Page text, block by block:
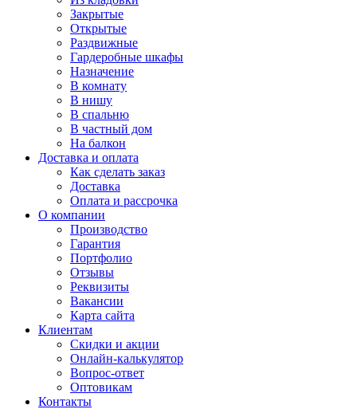
Закрытые
Открытые
Раздвижные
Гардеробные шкафы
Назначение
В комнату
В нишу
В спальню
В частный дом
На балкон
Доставка и оплата
Как сделать заказ
Доставка
Оплата и рассрочка
О компании
Производство
Гарантия
Портфолио
Отзывы
Реквизиты
Вакансии
Карта сайта
Клиентам
Скидки и акции
Онлайн-калькулятор
Вопрос-ответ
Оптовикам
Контакты